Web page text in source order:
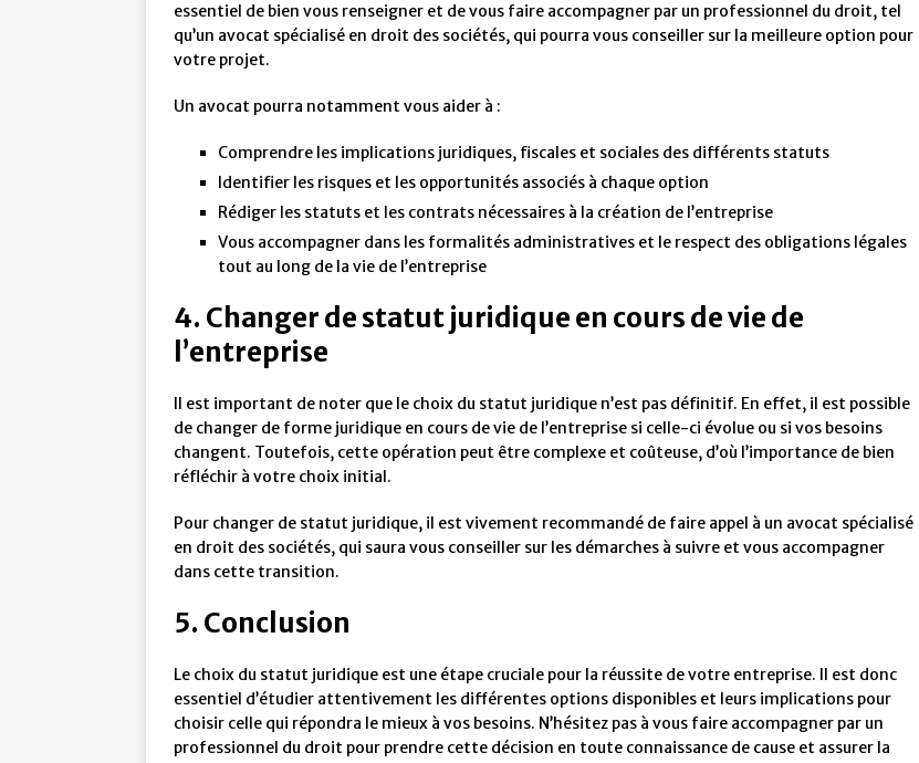
essentiel de bien vous renseigner et de vous faire accompagner par un professionnel du droit, tel
qu’un avocat spécialisé en droit des sociétés, qui pourra vous conseiller sur la meilleure option pour
votre projet.
Un avocat pourra notamment vous aider à :
Comprendre les implications juridiques, fiscales et sociales des différents statuts
Identifier les risques et les opportunités associés à chaque option
Rédiger les statuts et les contrats nécessaires à la création de l’entreprise
Vous accompagner dans les formalités administratives et le respect des obligations légales
tout au long de la vie de l’entreprise
4. Changer de statut juridique en cours de vie de
l’entreprise
Il est important de noter que le choix du statut juridique n’est pas définitif. En effet, il est possible
de changer de forme juridique en cours de vie de l’entreprise si celle-ci évolue ou si vos besoins
changent. Toutefois, cette opération peut être complexe et coûteuse, d’où l’importance de bien
réfléchir à votre choix initial.
Pour changer de statut juridique, il est vivement recommandé de faire appel à un avocat spécialisé
en droit des sociétés, qui saura vous conseiller sur les démarches à suivre et vous accompagner
dans cette transition.
5. Conclusion
Le choix du statut juridique est une étape cruciale pour la réussite de votre entreprise. Il est donc
essentiel d’étudier attentivement les différentes options disponibles et leurs implications pour
choisir celle qui répondra le mieux à vos besoins. N’hésitez pas à vous faire accompagner par un
professionnel du droit pour prendre cette décision en toute connaissance de cause et assurer la